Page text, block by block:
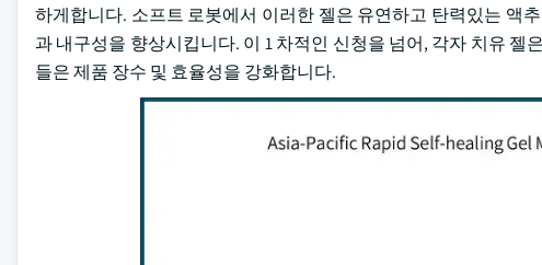
하게합니다. 소프트 로봇에서 이러한 젤은 유연하고 탄력있는 액
과 내구성을 향상시킵니다. 이 1 차적인 신청을 넘어, 각자 치유
들은 제품 장수 및 효율성을 강화합니다.